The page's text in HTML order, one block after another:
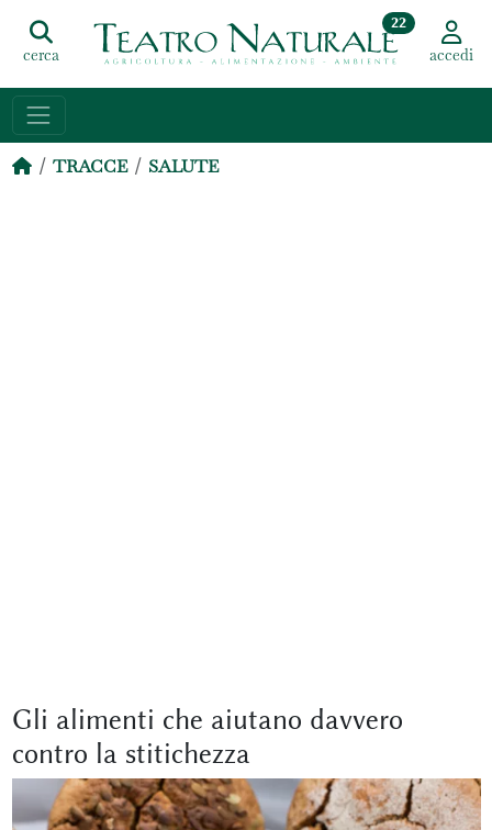
cerca
22
accedi
TRACCE SALUTE
Gli alimenti che aiutano davvero
contro la stitichezza